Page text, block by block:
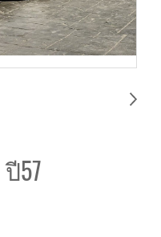
ปี57